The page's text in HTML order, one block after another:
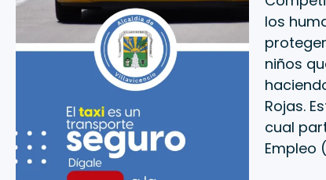
los
niños
Rojas.
cual
Empleo